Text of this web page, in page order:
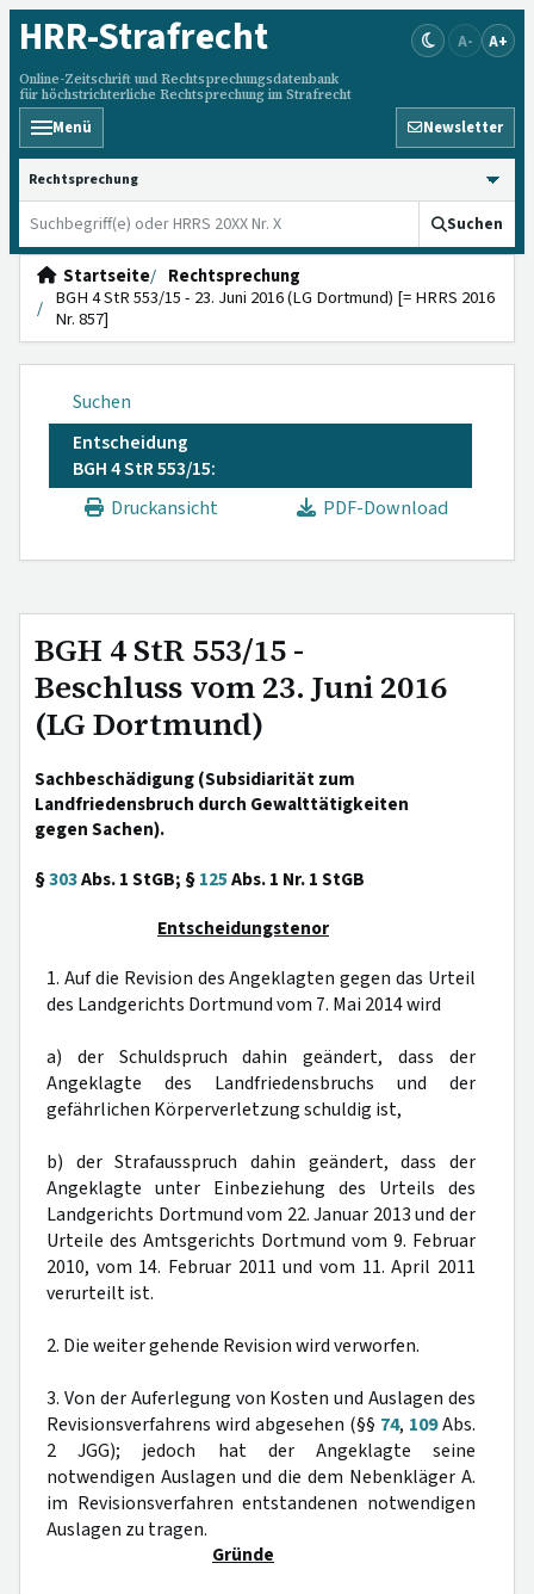
HRR-Strafrecht
Online-Zeitschrift und Rechtsprechungsdatenbank
für höchstrichterliche Rechtsprechung im Strafrecht
A- A+
Menü Newsletter
HRRS durchsuchen
Suchen
Startseite
Rechtsprechung
BGH 4 StR 553/15 - 23. Juni 2016 (LG Dortmund) [= HRRS 2016
Nr. 857]
Suchen
Entscheidung
BGH 4 StR 553/15:
Druckansicht
PDF-Download
BGH 4 StR 553/15 -
Beschluss vom 23. Juni 2016
(LG Dortmund)
Sachbeschädigung (Subsidiarität zum
Landfriedensbruch durch Gewalttätigkeiten
gegen Sachen).
§303Abs. 1 StGB; §125Abs. 1 Nr. 1 StGB
Entscheidungstenor
1. Auf die Revision des Angeklagten gegen das Urteil
des Landgerichts Dortmund vom 7. Mai 2014 wird
a) der Schuldspruch dahin geändert, dass der
Angeklagte des Landfriedensbruchs und der
gefährlichen Körperverletzung schuldig ist,
b) der Strafausspruch dahin geändert, dass der
Angeklagte unter Einbeziehung des Urteils des
Landgerichts Dortmund vom 22. Januar 2013 und der
Urteile des Amtsgerichts Dortmund vom 9. Februar
2010, vom 14. Februar 2011 und vom 11. April 2011
verurteilt ist.
2. Die weiter gehende Revision wird verworfen.
3. Von der Auferlegung von Kosten und Auslagen des
Revisionsverfahrens wird abgesehen (§§ 74, 109Abs.
2 JGG); jedoch hat der Angeklagte seine
notwendigen Auslagen und die dem Nebenkläger A.
im Revisionsverfahren entstandenen notwendigen
Auslagen zu tragen.
Gründe